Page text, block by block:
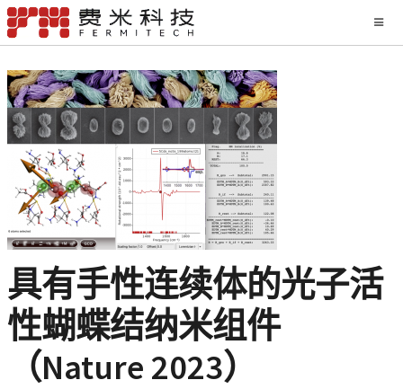
具有手性连续体的光子活
性蝴蝶结纳米组件
（Nature 2023）